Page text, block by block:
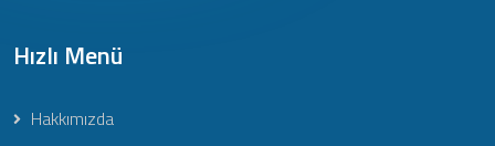
Hızlı Menü
Hakkımızda